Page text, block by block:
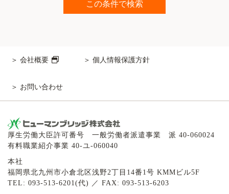
会社概要 個人情報保護方針
お問い合わせ
厚生労働大臣許可番号 一般労働者派遣事業 派 40-060024
有料職業紹介事業 40-ユ-060040
本社
福岡県北九州市小倉北区浅野2丁目14番1号 KMMビル5F
TEL: 093-513-6201(代) ／ FAX: 093-513-6203